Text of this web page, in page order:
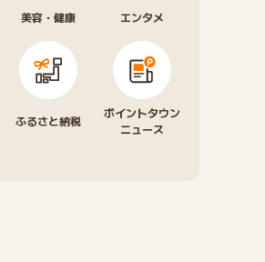
美容・健康 エンタメ
ふるさと納税
ポイントタウン
ニュース